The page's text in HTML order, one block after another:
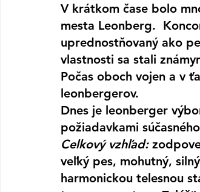
V krátkom čase bolo
mesta Leonberg.
uprednostňovaný ako
vlastnosti sa stali
Počas oboch vojen a v
leonbergerov.
Dnes je leonberger
požiadavkami
Celkový vzhľad:
veľký pes, mohutný,
harmonickou telesnou